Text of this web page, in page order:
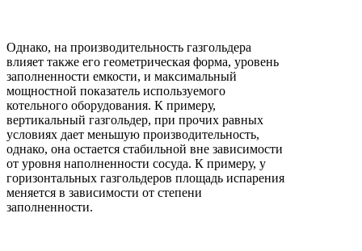
Однако, на производительность газгольдера
влияет также его геометрическая форма, уровень
заполненности емкости, и максимальный
мощностной показатель используемого
котельного оборудования. К примеру,
вертикальный газгольдер, при прочих равных
условиях дает меньшую производительность,
однако, она остается стабильной вне зависимости
от уровня наполненности сосуда. К примеру, у
горизонтальных газгольдеров площадь испарения
меняется в зависимости от степени
заполненности.